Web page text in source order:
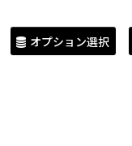
オプション選択